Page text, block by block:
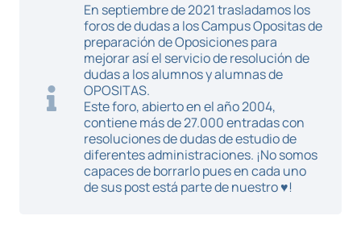
En septiembre de 2021 trasladamos los
foros de dudas a los Campus Opositas de
preparación de Oposiciones para
mejorar así el servicio de resolución de
dudas a los alumnos y alumnas de
OPOSITAS.
Este foro, abierto en el año 2004,
contiene más de 27.000 entradas con
resoluciones de dudas de estudio de
diferentes administraciones. ¡No somos
capaces de borrarlo pues en cada uno
de sus post está parte de nuestro ♥!